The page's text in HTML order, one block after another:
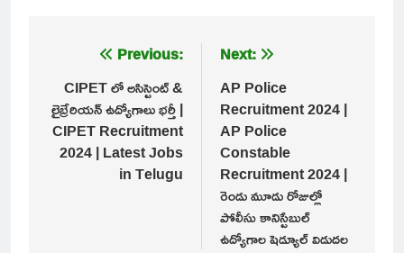
navigation
Previous:
CIPET లో అసిస్టెంట్ &
లైబ్రేరియన్ ఉద్యోగాలు భర్తీ |
CIPET Recruitment
2024 | Latest Jobs
in Telugu
Next:
AP Police
Recruitment 2024 |
AP Police
Constable
Recruitment 2024 |
రెండు మూడు రోజుల్లో
పోలీసు కానిస్టేబుల్
ఉద్యోగాల షెడ్యూల్ విడుదల